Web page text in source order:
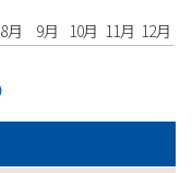
8月 9月 10月 11月 12月